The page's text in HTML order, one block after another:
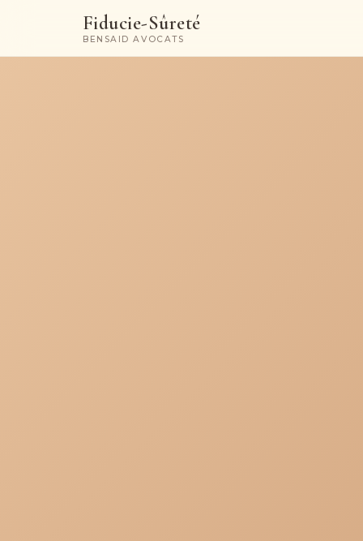
Fiducie-Sûreté
BENSAID AVOCATS